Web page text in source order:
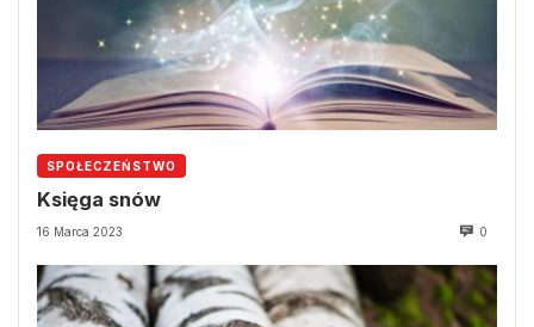
SPOŁECZEŃSTWO
Księga snów
16 Marca 2023 0